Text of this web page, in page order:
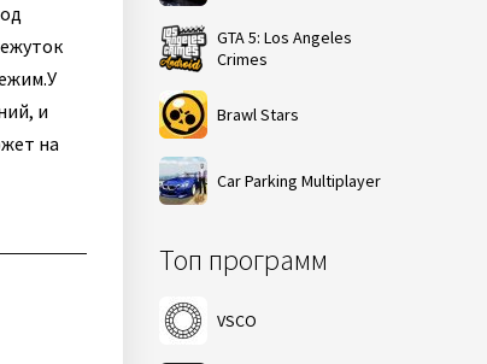
GTA 5: Los Angeles
Crimes
Brawl Stars
Car Parking Multiplayer
Топ программ
VSCO
У
и
на